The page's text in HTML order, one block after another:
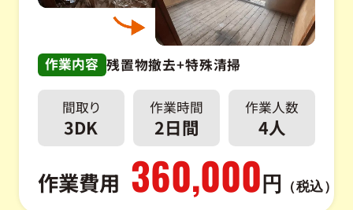
作業内容 残置物撤去+特殊清掃
間取り
3DK
作業時間
2日間
作業人数
4人
作業費用 360,000 円 （税込）